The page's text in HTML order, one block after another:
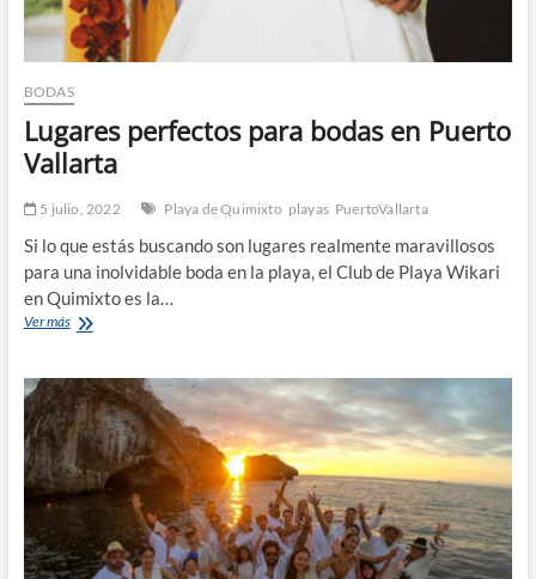
BODAS
Lugares perfectos para bodas en Puerto
Vallarta
5 julio, 2022 Playa de Quimixto playas PuertoVallarta
Si lo que estás buscando son lugares realmente maravillosos
para una inolvidable boda en la playa, el Club de Playa Wikari
en Quimixto es la…
Ver másLugares
bodas
en
Puerto
Vallarta